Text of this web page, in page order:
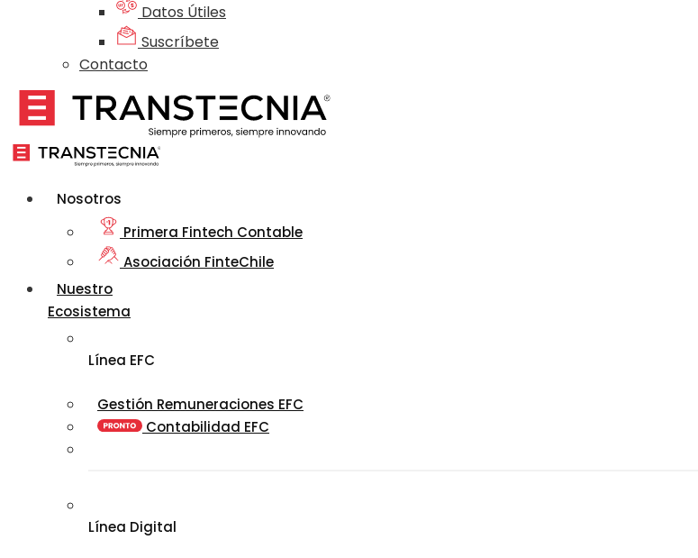
Datos Útiles
Suscríbete
Contacto
Nosotros
Primera Fintech Contable
Asociación FinteChile
Nuestro
Ecosistema
Línea EFC
Gestión Remuneraciones EFC
Contabilidad EFC
Línea Digital